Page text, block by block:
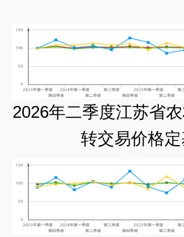
2026年二季度江苏省
转交易价格